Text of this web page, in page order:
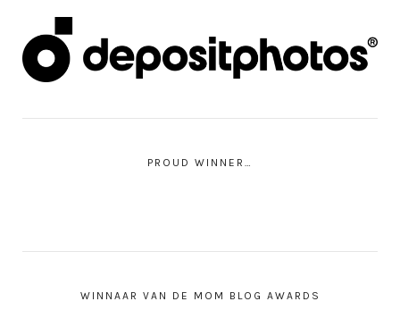
PROUD WINNER…
WINNAAR VAN DE MOM BLOG AWARDS